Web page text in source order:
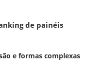
de painéis
e formas complexas